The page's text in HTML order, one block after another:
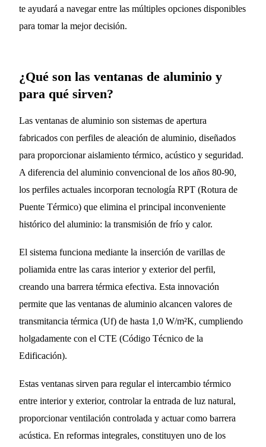
te ayudará a navegar entre las múltiples opciones disponibles
para tomar la mejor decisión.
¿Qué son las ventanas de aluminio y
para qué sirven?
Las ventanas de aluminio son sistemas de apertura
fabricados con perfiles de aleación de aluminio, diseñados
para proporcionar aislamiento térmico, acústico y seguridad.
A diferencia del aluminio convencional de los años 80-90,
los perfiles actuales incorporan tecnología RPT (Rotura de
Puente Térmico) que elimina el principal inconveniente
histórico del aluminio: la transmisión de frío y calor.
El sistema funciona mediante la inserción de varillas de
poliamida entre las caras interior y exterior del perfil,
creando una barrera térmica efectiva. Esta innovación
permite que las ventanas de aluminio alcancen valores de
transmitancia térmica (Uf) de hasta 1,0 W/m²K, cumpliendo
holgadamente con el CTE (Código Técnico de la
Edificación).
Estas ventanas sirven para regular el intercambio térmico
entre interior y exterior, controlar la entrada de luz natural,
proporcionar ventilación controlada y actuar como barrera
acústica. En reformas integrales, constituyen uno de los